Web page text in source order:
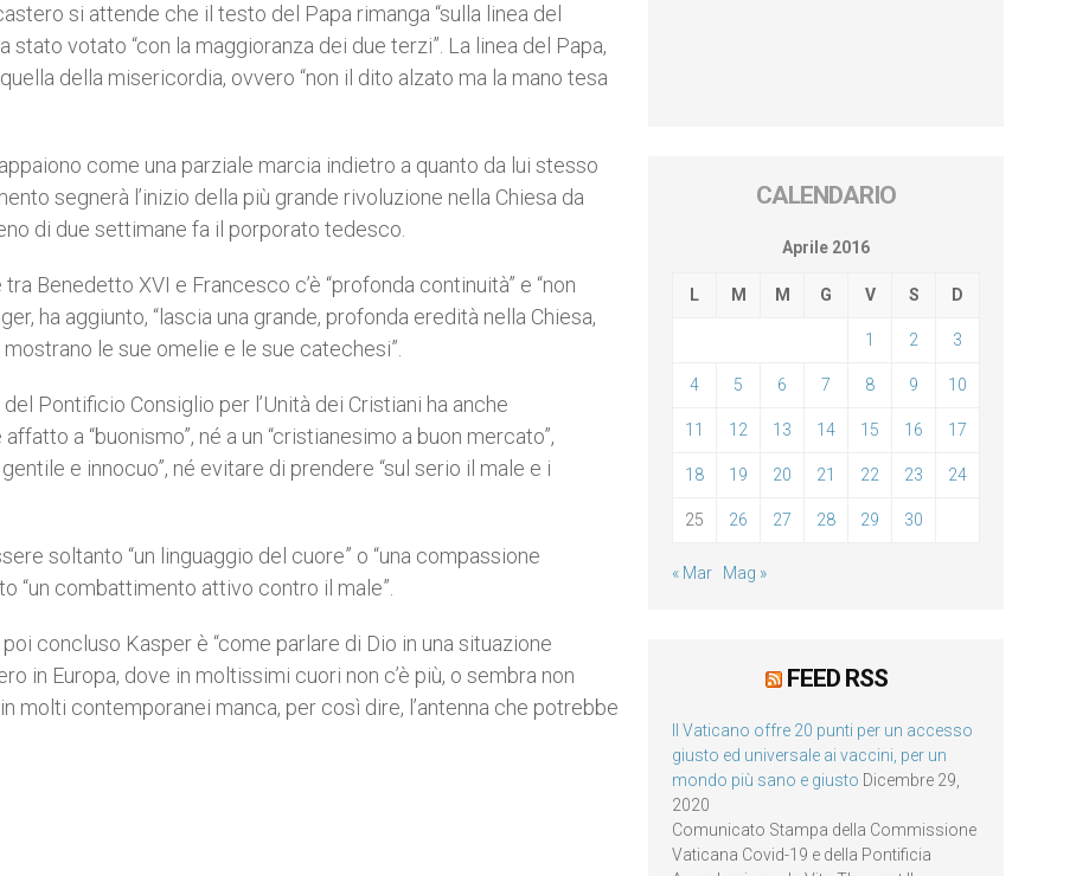
si attende che il testo del Papa rimanga “sulla linea del
votato “con la maggioranza dei due terzi”. La linea del Papa,
della misericordia, ovvero “non il dito alzato ma la mano tesa
come una parziale marcia indietro a quanto da lui stesso
segnerà l’inizio della più grande rivoluzione nella Chiesa da
di due settimane fa il porporato tedesco.
Benedetto XVI e Francesco c’è “profonda continuità” e “non
ha aggiunto, “lascia una grande, profonda eredità nella Chiesa,
le sue omelie e le sue catechesi”.
Pontificio Consiglio per l’Unità dei Cristiani ha anche
a “buonismo”, né a un “cristianesimo a buon mercato”,
e innocuo”, né evitare di prendere “sul serio il male e i
soltanto “un linguaggio del cuore” o “una compassione
“un combattimento attivo contro il male”.
concluso Kasper è “come parlare di Dio in una situazione
in Europa, dove in moltissimi cuori non c’è più, o sembra non
molti contemporanei manca, per così dire, l’antenna che potrebbe
CALENDARIO
Aprile 2016
L M M G V S D
1 2 3
4 5 6 7 8 9 10
11 12 13 14 15 16 17
18 19 20 21 22 23 24
25 26 27 28 29 30
« Mar Mag »
FEED RSS
Il Vaticano offre 20 punti per un accesso
giusto ed universale ai vaccini, per un
mondo più sano e giusto Dicembre 29,
2020
Comunicato Stampa della Commissione
Vaticana Covid-19 e della Pontificia